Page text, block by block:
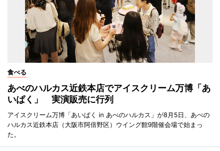
食べる
あべのハルカス近鉄本店でアイスクリーム万博「あ
いぱく」 実演販売に行列
アイスクリーム万博「あいぱく in あべのハルカス」が8月5日、あべの
ハルカス近鉄本店（大阪市阿倍野区）ウイング館9階催会場で始まっ
た。